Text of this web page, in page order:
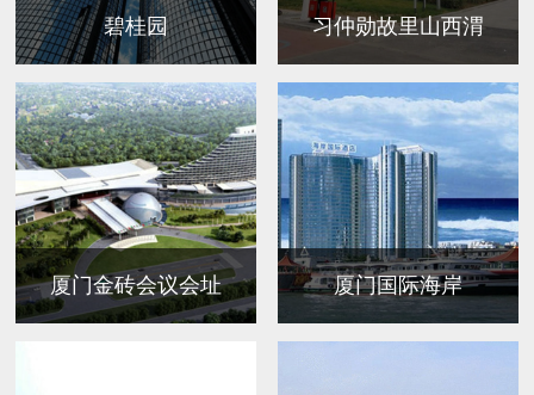
碧桂园 习仲勋故里山西渭
厦门金砖会议会址 厦门国际海岸